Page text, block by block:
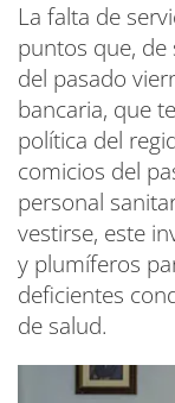
La falta de
puntos que, de
del pasado
bancaria, que
política del
comicios del
personal
vestirse, este
y plumíferos
deficientes
de salud.